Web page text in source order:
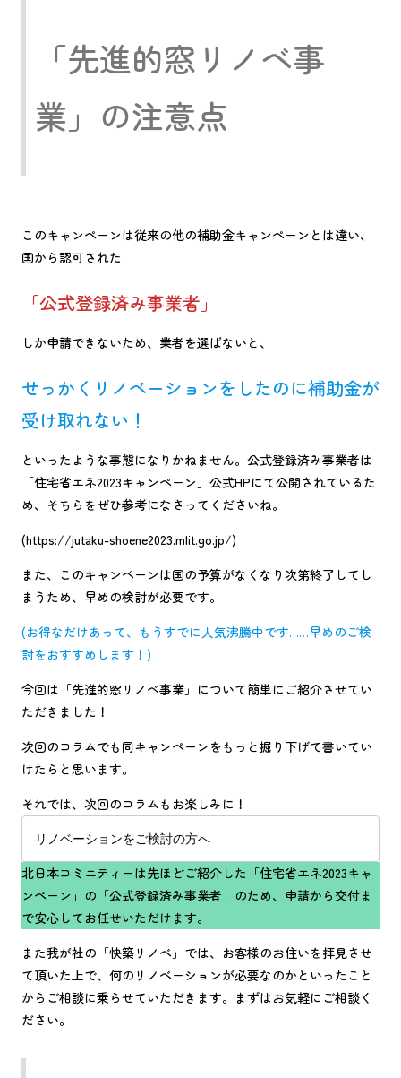
「先進的窓リノベ事
業」の注意点
このキャンペーンは従来の他の補助金キャンペーンとは違い、
国から認可された
「公式登録済み事業者」
しか申請できないため、業者を選ばないと、
せっかくリノベーションをしたのに補助金が
受け取れない！
といったような事態になりかねません。公式登録済み事業者は
「住宅省エネ2023キャンペーン」公式HPにて公開されているた
め、そちらをぜひ参考になさってくださいね。
(https://jutaku-shoene2023.mlit.go.jp/)
また、このキャンペーンは国の予算がなくなり次第終了してし
まうため、早めの検討が必要です。
(お得なだけあって、もうすでに人気沸騰中です……早めのご検
討をおすすめします！)
今回は「先進的窓リノベ事業」について簡単にご紹介させてい
ただきました！
次回のコラムでも同キャンペーンをもっと掘り下げて書いてい
けたらと思います。
それでは、次回のコラムもお楽しみに！
リノベーションをご検討の方へ
北日本コミニティーは先ほどご紹介した「住宅省エネ2023キャ
ンペーン」の「公式登録済み事業者」のため、申請から交付ま
で安心してお任せいただけます。
また我が社の「快築リノベ」では、お客様のお住いを拝見させ
て頂いた上で、何のリノベーションが必要なのかといったこと
からご相談に乗らせていただきます。まずはお気軽にご相談く
ださい。